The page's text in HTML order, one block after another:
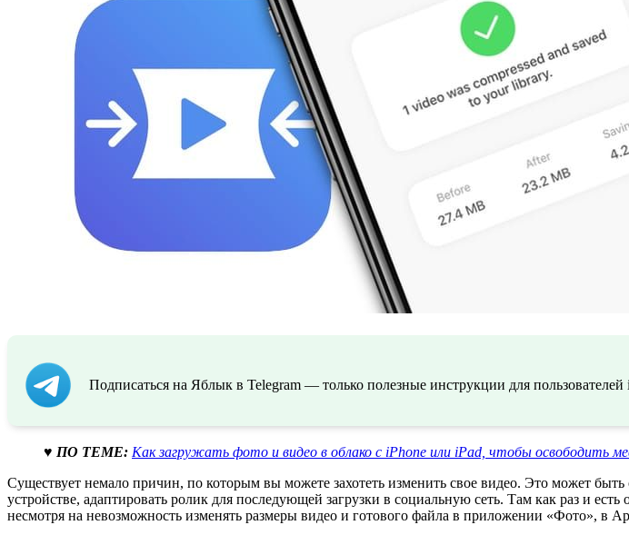
Подписаться на Яблык в Telegram — только полезные инструкции для пользователей
♥ ПО ТЕМЕ: Как загружать фото и видео в облако с iPhone или iPad, чтобы освободить
Существует немало причин, по которым вы можете захотеть изменить свое видео. Это может
устройстве, адаптировать ролик для последующей загрузки в социальную сеть. Там как раз и
несмотря на невозможность изменять размеры видео и готового файла в приложении «Фото», в